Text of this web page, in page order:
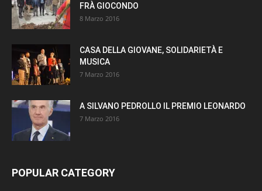
FRÀ GIOCONDO
8 Marzo 2016
CASA DELLA GIOVANE, SOLIDARIETÀ E
MUSICA
7 Marzo 2016
A SILVANO PEDROLLO IL PREMIO LEONARDO
7 Marzo 2016
POPULAR CATEGORY